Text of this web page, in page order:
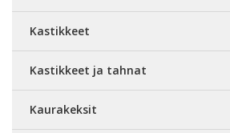
Kastikkeet
Kastikkeet ja tahnat
Kaurakeksit